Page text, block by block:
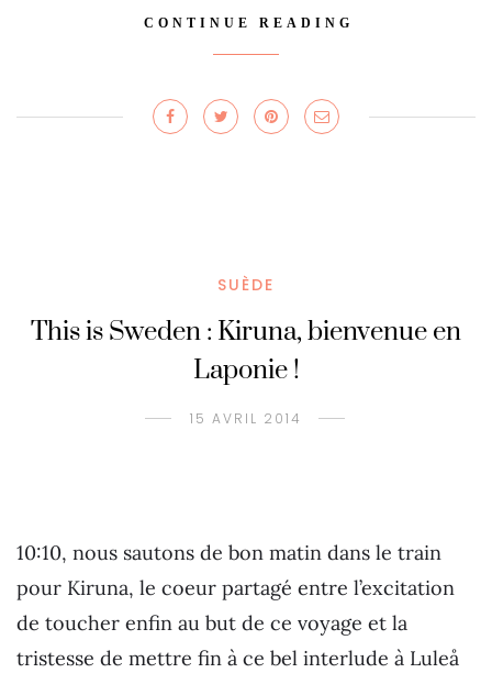
CONTINUE READING
SUÈDE
This is Sweden : Kiruna, bienvenue en
Laponie !
15 AVRIL 2014
10:10, nous sautons de bon matin dans le train
pour Kiruna, le coeur partagé entre l’excitation
de toucher enfin au but de ce voyage et la
tristesse de mettre fin à ce bel interlude à Luleå